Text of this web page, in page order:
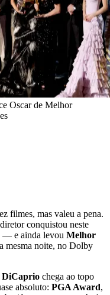
Oscar de Melhor
filmes, mas valeu a pena.
conquistou neste
— e ainda levou Melhor
mesma noite, no Dolby
DiCaprio chega ao topo
absoluto: PGA Award,